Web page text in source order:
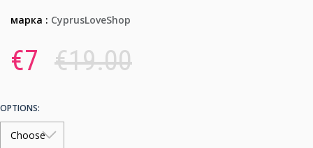
марка : CyprusLoveShop
€7 €19.00
OPTIONS: